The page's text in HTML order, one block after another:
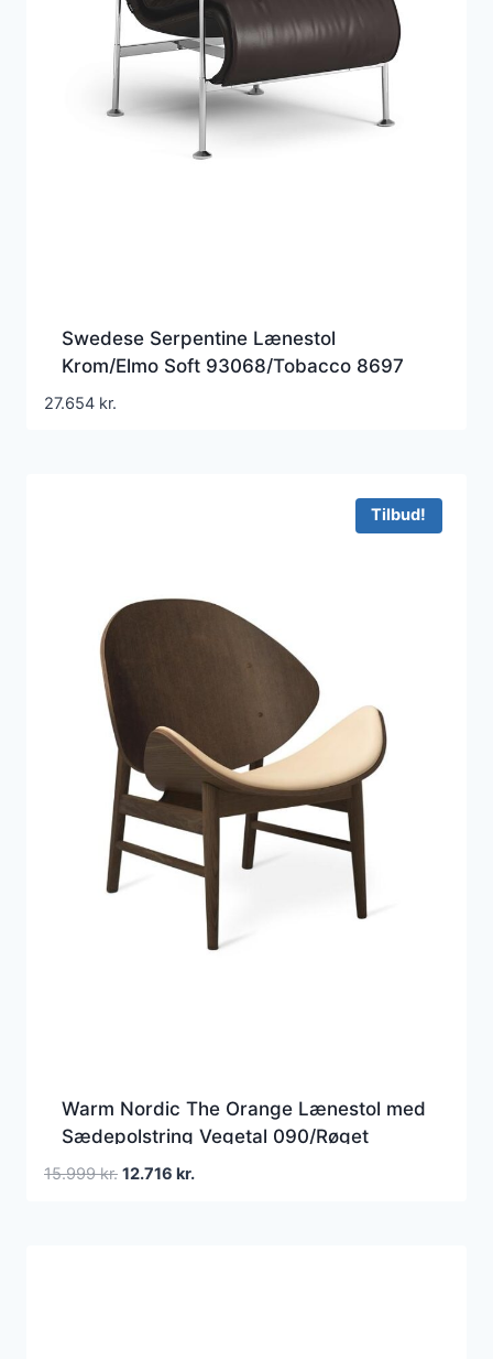
Swedese Serpentine Lænestol
Krom/Elmo Soft 93068/Tobacco 8697
27.654 kr.
Tilbud!
Warm Nordic The Orange Lænestol med
Sædepolstring Vegetal 090/Røget
Egetræ
15.999kr. Den
12.716 kr.Den